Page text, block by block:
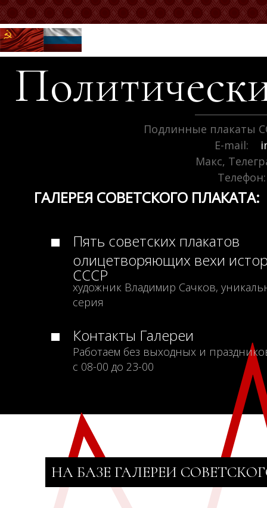
Подлинные плакаты
E-mail:
Макс,
Телефон:
ГАЛЕРЕЯ СОВЕТСКОГО ПЛАКАТА:
Пять советских плакатов
олицетворяющих вехи
СССР
художник Владимир Сачков,
серия
Контакты Галереи
Работаем без выходных и
с 08-00 до 23-00
НА БАЗЕ ГАЛЕРЕИ